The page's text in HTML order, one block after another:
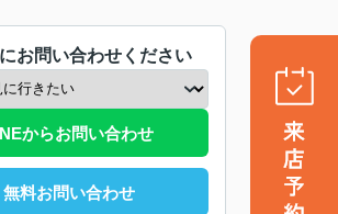
お問い合わせください
からお問い合わせ
無料お問い合わせ